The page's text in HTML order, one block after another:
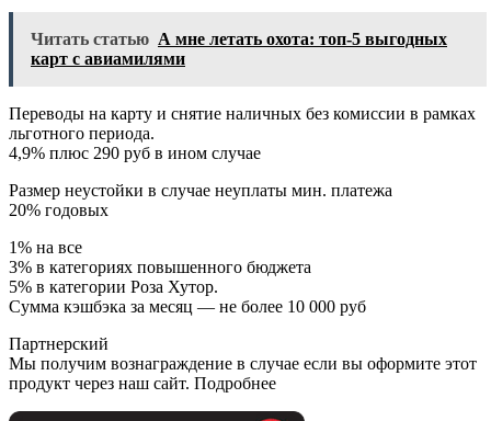
Читать статью А мне летать охота: топ-5 выгодных
карт с авиамилями
Переводы на карту и снятие наличных без комиссии в рамках
льготного периода.
4,9% плюс 290 руб в ином случае
Размер неустойки в случае неуплаты мин. платежа
20% годовых
1% на все
3% в категориях повышенного бюджета
5% в категории Роза Хутор.
Сумма кэшбэка за месяц — не более 10 000 руб
Партнерский
Мы получим вознаграждение в случае если вы оформите этот
продукт через наш сайт. Подробнее